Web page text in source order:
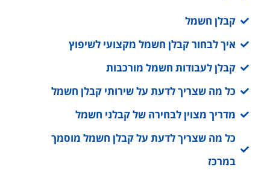
קבלן חשמל
איך לבחור קבלן חשמל מקצועי לשיפוץ
קבלן לעבודות חשמל מורכבות
כל מה שצריך לדעת על שירותי קבלן חשמל
מדריך מצוין לבחירה של קבלני חשמל
כל מה שצריך לדעת על קבלן חשמל מוסמך
במרכז